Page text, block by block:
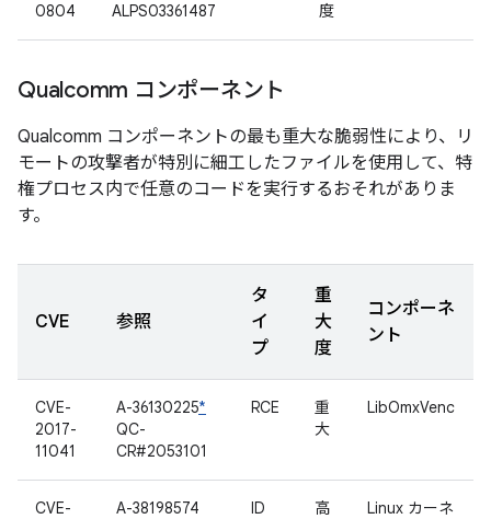
0804
ALPS03361487
度
Qualcomm コンポーネント
Qualcomm コンポーネントの最も重大な脆弱性により、リ
モートの攻撃者が特別に細工したファイルを使用して、特
権プロセス内で任意のコードを実行するおそれがありま
す。
CVE 参照
タ
イ
プ
重
大
度
コンポーネ
ント
CVE-
2017-
11041
A-36130225*
QC-
CR#2053101
RCE
重
大
LibOmxVenc
CVE-
A-38198574
ID 高
Linux カーネ